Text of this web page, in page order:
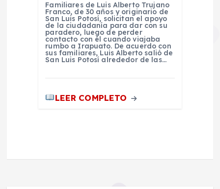
Familiares de Luis Alberto Trujano
Franco, de 30 años y originario de
San Luis Potosí, solicitan el apoyo
de la ciudadanía para dar con su
paradero, luego de perder
contacto con él cuando viajaba
rumbo a Irapuato. De acuerdo con
sus familiares, Luis Alberto salió de
San Luis Potosí alrededor de las…
LEER COMPLETO